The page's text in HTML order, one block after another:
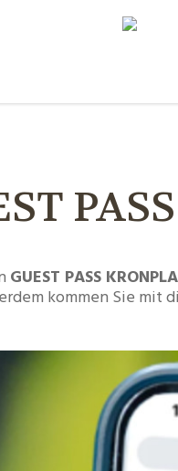
PASS
GUEST PASS
kommen Sie mit